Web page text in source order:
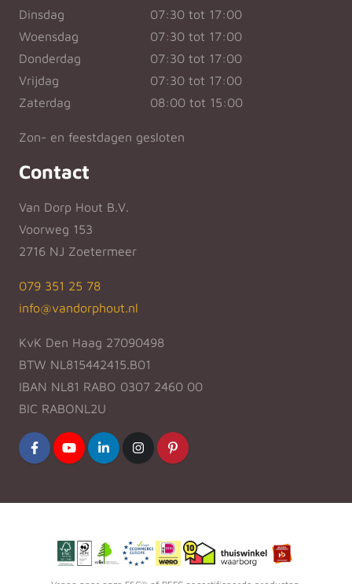
Dinsdag
07:30 tot 17:00
Woensdag
07:30 tot 17:00
Donderdag
07:30 tot 17:00
Vrijdag
07:30 tot 17:00
Zaterdag
08:00 tot 15:00
Zon- en feestdagen gesloten
Contact
Van Dorp Hout B.V.
Voorweg 153
2716 NJ Zoetermeer
079 351 25 78
info@vandorphout.nl
KvK Den Haag 27090498
BTW NL815442415.B01
IBAN NL81 RABO 0307 2460 00
BIC RABONL2U